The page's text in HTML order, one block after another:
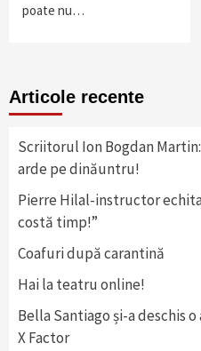
poate nu…
Articole recente
Scriitorul Ion Bogdan
arde pe dinăuntru!
Pierre Hilal-instructor
costă timp!”
Coafuri după carantină
Hai la teatru online!
Bella Santiago și-a deschis
X Factor